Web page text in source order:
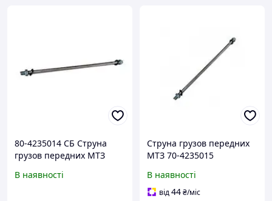
80-4235014 СБ Струна
грузов передних МТЗ
В наявності
Струна грузов передних
МТЗ 70-4235015
В наявності
від44₴/міс